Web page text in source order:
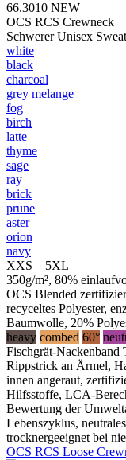
66.3010 NEW
OCS RCS Crewneck
Schwerer Unisex
white
black
charcoal
grey melange
fog
birch
latte
thyme
sage
ray
brick
prune
aster
orion
navy
XXS – 5XL
350g/m², 80%
OCS Blended
recyceltes Polyester,
Baumwolle, 20%
heavy combed 60°
Fischgrät-Nackenband
Rippstrick an Ärmel,
innen angeraut,
Hilfsstoffe, LCA-
Bewertung der
Lebenszyklus,
trocknergeeignet bei
OCS RCS Loose